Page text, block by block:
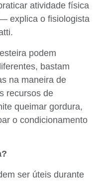
atividade física
explica o fisiologista
podem
bastam
na maneira de
recursos de
queimar gordura,
o condicionamento
ser úteis durante